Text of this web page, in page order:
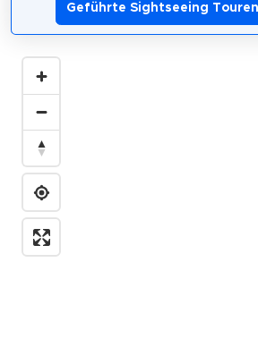
Geführte Sightseeing